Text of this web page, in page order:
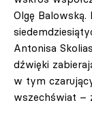
Olgę
Antonisa
dźwięki
w tym
wszechświat –